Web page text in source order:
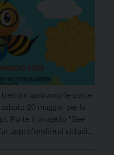
apriranno le porte
20 maggio, per la
Parte il progetto “Bee
approfondire ai cittadini